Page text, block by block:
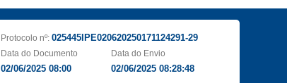
Protocolo nº: 025445IPE020620250171124291-29
Data do Documento
02/06/2025 08:00
Data do Envio
02/06/2025 08:28:48